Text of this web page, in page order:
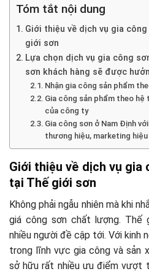
Tóm tắt nội dung
Giới thiệu về dịch vụ gia
giới sơn
Lựa chọn dịch vụ gia công
sơn khách hàng sẽ được
Nhận gia công sản phẩm
Gia công sản phẩm theo
của công ty
Gia công sơn ở Nam Định
thương hiệu, marketing hiệu
Giới thiệu về dịch vụ gia
tại Thế giới sơn
Không phải ngẫu nhiên mà khi
giá công sơn chất lượng. Thế
nhiều người đề cập tới. Với kinh
trong lĩnh vực gia công và sản
sở hữu rất nhiều ưu điểm vượt